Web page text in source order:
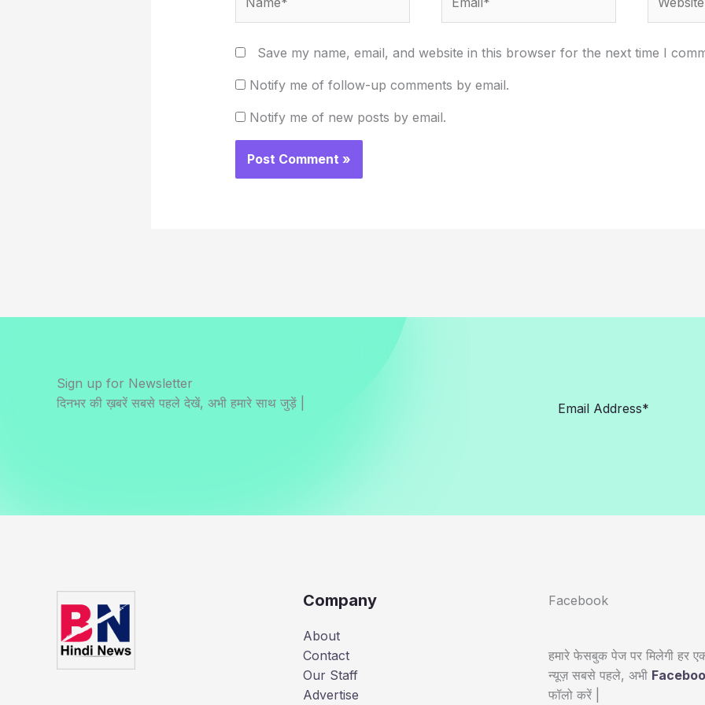
Save my name, email, and website in this browser for the next time I
Notify me of follow-up comments by email.
Notify me of new posts by email.
Sign up for Newsletter
दिनभर की ख़बरें सबसे पहले देखें, अभी हमारे साथ जुड़ें |
Company
About
Contact
Our Staff
Advertise
Facebook
हमारे फेसबुक पेज पर मिलेगी हर
न्यूज़ सबसे पहले, अभी
फॉलो करें |